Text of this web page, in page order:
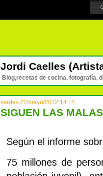
Jordi Caelles
Blog,recetas de cocina, fotografía,
martes 22/mayo/2012 14:14
SIGUEN LAS
Según el informe
75 millones de